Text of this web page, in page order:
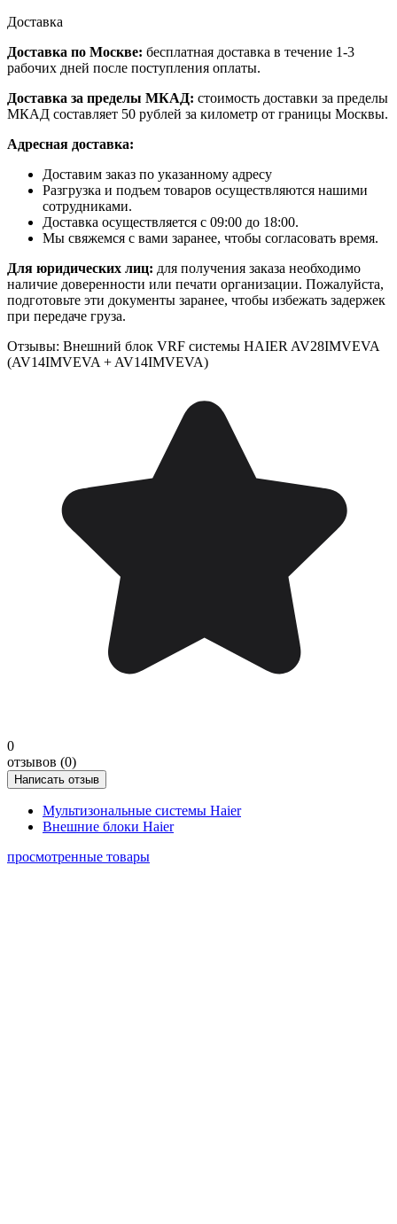
Доставка
Доставка по Москве: бесплатная доставка в течение 1-3
рабочих дней после поступления оплаты.
Доставка за пределы МКАД: стоимость доставки за пределы
МКАД составляет 50 рублей за километр от границы Москвы.
Адресная доставка:
Доставим заказ по указанному адресу
Разгрузка и подъем товаров осуществляются нашими
сотрудниками.
Доставка осуществляется с 09:00 до 18:00.
Мы свяжемся с вами заранее, чтобы согласовать время.
Для юридических лиц: для получения заказа необходимо
наличие доверенности или печати организации. Пожалуйста,
подготовьте эти документы заранее, чтобы избежать задержек
при передаче груза.
Отзывы: Внешний блок VRF системы HAIER AV28IMVEVA
(AV14IMVEVA + AV14IMVEVA)
0
отзывов (0)
Написать отзыв
Мультизональные системы Haier
Внешние блоки Haier
просмотренные товары